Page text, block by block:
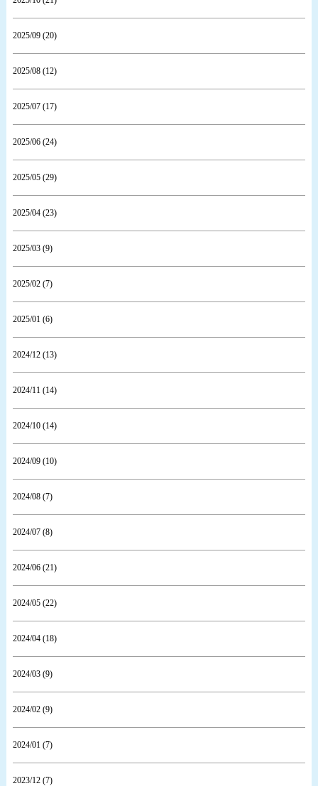
2025/09 (20)
2025/08 (12)
2025/07 (17)
2025/06 (24)
2025/05 (29)
2025/04 (23)
2025/03 (9)
2025/02 (7)
2025/01 (6)
2024/12 (13)
2024/11 (14)
2024/10 (14)
2024/09 (10)
2024/08 (7)
2024/07 (8)
2024/06 (21)
2024/05 (22)
2024/04 (18)
2024/03 (9)
2024/02 (9)
2024/01 (7)
2023/12 (7)